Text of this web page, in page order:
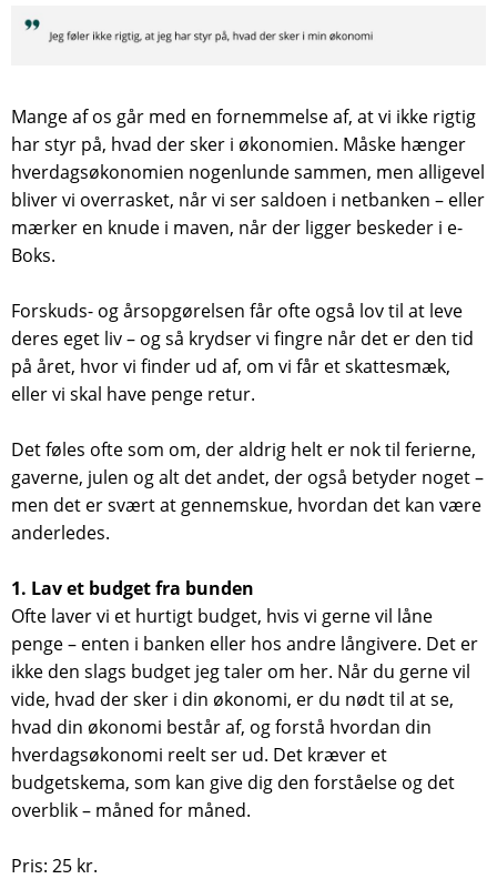
Mange af os går med en fornemmelse af, at vi ikke rigtig
har styr på, hvad der sker i økonomien. Måske hænger
hverdagsøkonomien nogenlunde sammen, men alligevel
bliver vi overrasket, når vi ser saldoen i netbanken – eller
mærker en knude i maven, når der ligger beskeder i e-
Boks.
Forskuds- og årsopgørelsen får ofte også lov til at leve
deres eget liv – og så krydser vi fingre når det er den tid
på året, hvor vi finder ud af, om vi får et skattesmæk,
eller vi skal have penge retur.
Det føles ofte som om, der aldrig helt er nok til ferierne,
gaverne, julen og alt det andet, der også betyder noget –
men det er svært at gennemskue, hvordan det kan være
anderledes.
1. Lav et budget fra bunden
Ofte laver vi et hurtigt budget, hvis vi gerne vil låne
penge – enten i banken eller hos andre långivere. Det er
ikke den slags budget jeg taler om her. Når du gerne vil
vide, hvad der sker i din økonomi, er du nødt til at se,
hvad din økonomi består af, og forstå hvordan din
hverdagsøkonomi reelt ser ud. Det kræver et
budgetskema, som kan give dig den forståelse og det
overblik – måned for måned.
Pris: 25 kr.